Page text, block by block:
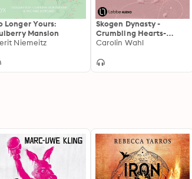
Longer Yours:
Mansion
Niemeitz
Skogen Dynasty -
Crumbling Hearts-
Reihe, Teil 1 (Ungekürzt)
Carolin Wahl